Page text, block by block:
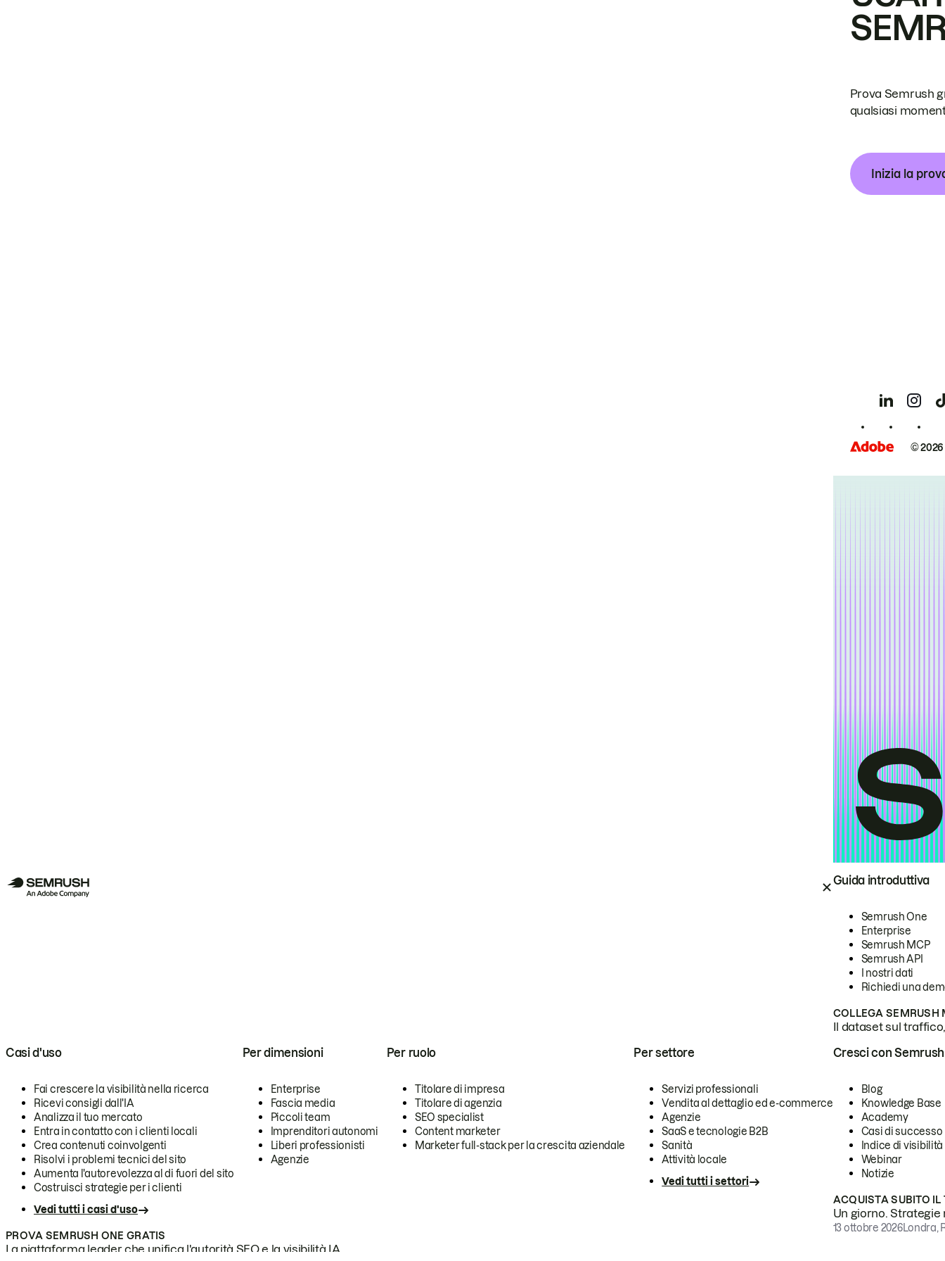
Guida introduttiva
Semrush One
Enterprise
Semrush MCP
Semrush API
I nostri dati
Richiedi una
COLLEGA SEMRUSH
Il dataset sul
Casi d'uso
Fai crescere la visibilità nella ricerca
Ricevi consigli dall'IA
Analizza il tuo mercato
Entra in contatto con i clienti locali
Crea contenuti coinvolgenti
Risolvi i problemi tecnici del sito
Aumenta l'autorevolezza al di fuori del sito
Costruisci strategie per i clienti
Vedi tutti i casi d'uso
Per dimensioni
Enterprise
Fascia media
Piccoli team
Imprenditori autonomi
Liberi professionisti
Agenzie
Per ruolo
Titolare di impresa
Titolare di agenzia
SEO specialist
Content marketer
Marketer full-stack per la crescita aziendale
Per settore
Servizi professionali
Vendita al dettaglio ed e-commerce
Agenzie
SaaS e tecnologie B2B
Sanità
Attività locale
Vedi tutti i settori
PROVA SEMRUSH ONE GRATIS
La piattaforma leader che unifica l'autorità SEO e la visibilità IA.
Cresci con Semrush
Blog
Knowledge Base
Academy
Casi di successo
Indice di visibilità
Webinar
Notizie
ACQUISTA SUBITO IL
Un giorno.
13 ottobre 2026Londra,
Prova Semrush
qualsiasi
Inizia la
©